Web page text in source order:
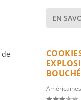
EN
Américaines